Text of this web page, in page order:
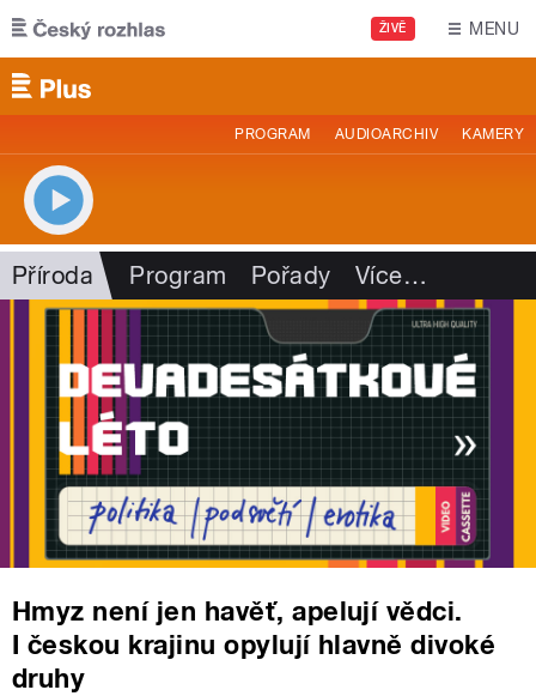
Přejít k hlavnímu obsahu
ŽIVĚ MENU
PROGRAM AUDIOARCHIV KAMERY
Příroda Program Pořady Více…
Hmyz není jen havěť, apelují vědci.
I českou krajinu opylují hlavně divoké
druhy